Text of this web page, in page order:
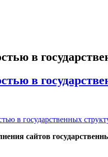
в
в
в государственных
сайтов